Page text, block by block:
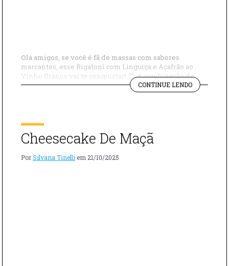
Olá amigos, se você é fã de massas com sabores
marcantes, esse Rigatoni com Linguiça e Açafrão ao
Vinho Branco vai te conquistar! 😍 A combinação da
linguiça toscana com a picante cria um equilíbrio
perfeito entre sabor e intensidade, enquanto o toque de
CONTINUE LENDO"RIGATONI
COM
Cheesecake De Maçã
PorSilvana Tinelli em 21/10/2025